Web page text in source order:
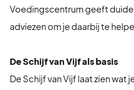
Voedingscentrum geeft
adviezen om je daarbij te
De Schijf van Vijf als basis
De Schijf van Vijf laat zien wat